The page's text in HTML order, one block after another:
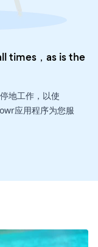
times，as is the
地工作，以使
应用程序为您服